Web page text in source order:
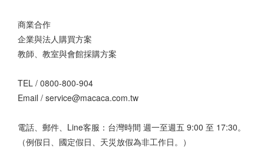
商業合作
企業與法人購買方案
教師、教室與會館採購方案
TEL / 0800-800-904
Email / service@macaca.com.tw
電話、郵件、Line客服：台灣時間 週一至週五 9:00 至 17:30。
（例假日、國定假日、天災放假為非工作日。）